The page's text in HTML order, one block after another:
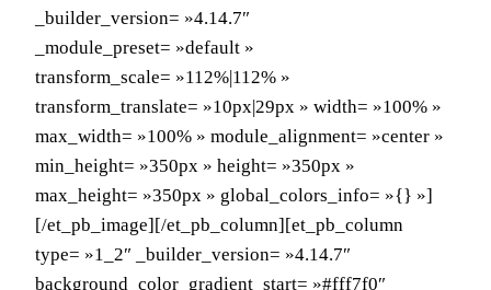
_builder_version= »4.14.7″
_module_preset= »default »
transform_scale= »112%|112% »
transform_translate= »10px|29px » width= »100% »
max_width= »100% » module_alignment= »center »
min_height= »350px » height= »350px »
max_height= »350px » global_colors_info= »{} »]
[/et_pb_image][/et_pb_column][et_pb_column
type= »1_2″ _builder_version= »4.14.7″
background_color_gradient_start= »#fff7f0″